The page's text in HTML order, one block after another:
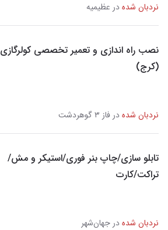
نردبان شدهدر عظیمیه
نصب راه اندازی و تعمیر تخصصی کولرگازی
(کرج)
نردبان شدهدر فاز ۳ گوهردشت
تابلو سازی/چاپ بنر فوری/استیکر و مش/
تراکت/کارت
نردبان شدهدر جهان‌شهر